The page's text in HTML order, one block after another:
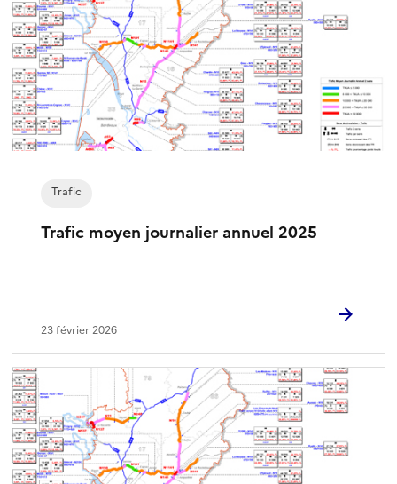
s
é
l
e
c
t
i
Trafic moyen journalier annuel 2025
Trafic
23 février 2026